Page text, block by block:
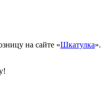
на сайте «Шкатулка».